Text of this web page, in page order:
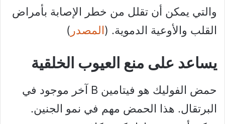
والتي يمكن أن تقلل من خطر الإصابة بأمراض
القلب والأوعية الدموية. (المصدر )
يساعد على منع العيوب الخلقية
حمض الفوليك هو فيتامين B آخر موجود في
البرتقال. هذا الحمض مهم في نمو الجنين.